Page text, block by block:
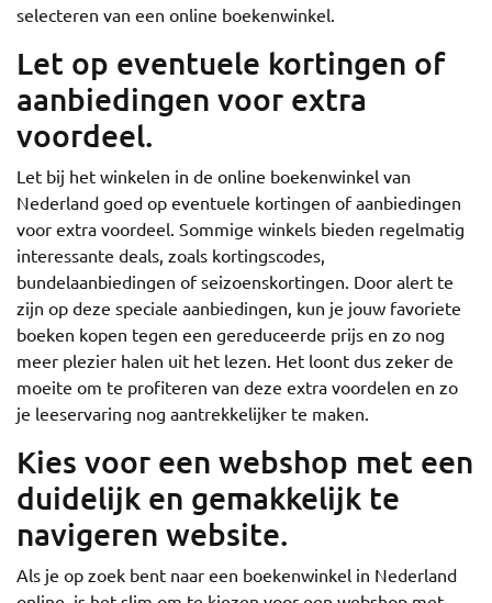
selecteren van een online boekenwinkel.
Let op eventuele kortingen of
aanbiedingen voor extra
voordeel.
Let bij het winkelen in de online boekenwinkel van
Nederland goed op eventuele kortingen of aanbiedingen
voor extra voordeel. Sommige winkels bieden regelmatig
interessante deals, zoals kortingscodes,
bundelaanbiedingen of seizoenskortingen. Door alert te
zijn op deze speciale aanbiedingen, kun je jouw favoriete
boeken kopen tegen een gereduceerde prijs en zo nog
meer plezier halen uit het lezen. Het loont dus zeker de
moeite om te profiteren van deze extra voordelen en zo
je leeservaring nog aantrekkelijker te maken.
Kies voor een webshop met een
duidelijk en gemakkelijk te
navigeren website.
Als je op zoek bent naar een boekenwinkel in Nederland